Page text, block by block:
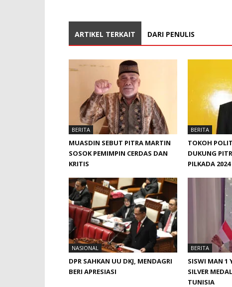
ARTIKEL TERKAIT DARI PENULIS
BERITA
MUASDIN SEBUT PITRA MARTIN
SOSOK PEMIMPIN CERDAS DAN
KRITIS
BERITA
TOKOH
DUKUNG
PILKADA 2024
NASIONAL
DPR SAHKAN UU DKJ, MENDAGRI
BERI APRESIASI
BERITA
SISWI MAN 1
SILVER
TUNISIA